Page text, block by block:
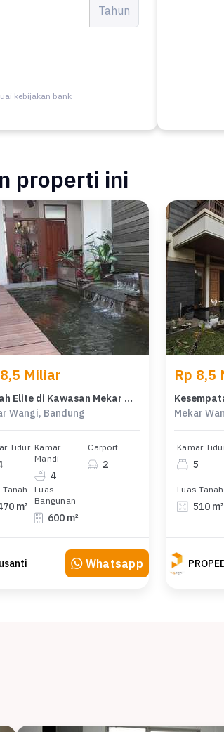
Tahun
kebijakan bank
properti ini
Miliar
Rumah Elite di Kawasan Mekar Wangi, Bandung, LB 600m², Harga 8,5 Miliar
Wangi, Bandung
Tidur Kamar
Mandi
4
Carport
2
Tanah
m²
Luas
Bangunan
600 m²
Whatsapp
Rp 8,5
Mekar
Kamar
5
Luas Tanah
510 m²